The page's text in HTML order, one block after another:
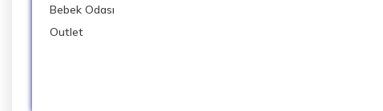
Bebek Odası
Outlet